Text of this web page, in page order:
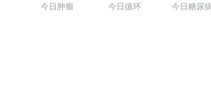
今日肿瘤 今日循环 今日糖尿